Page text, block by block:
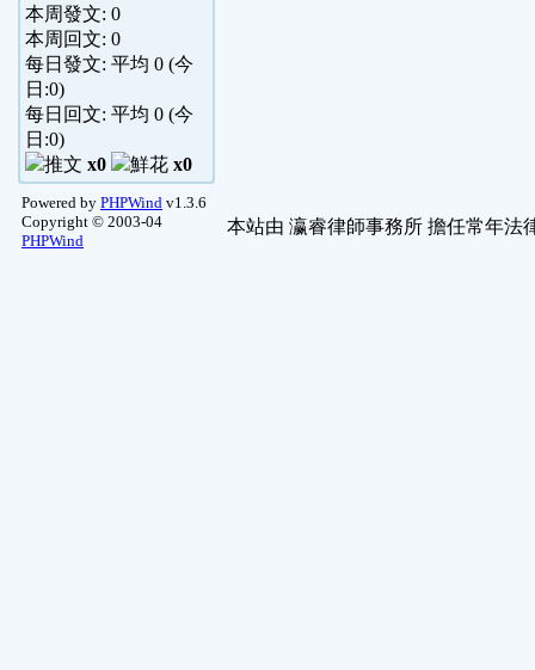
本周發文: 0
本周回文: 0
每日發文: 平均 0 (今
日:0)
每日回文: 平均 0 (今
日:0)
x0
x0
Powered by PHPWind v1.3.6
Copyright © 2003-04
PHPWind
本站由 瀛睿律師事務所 擔任常年法